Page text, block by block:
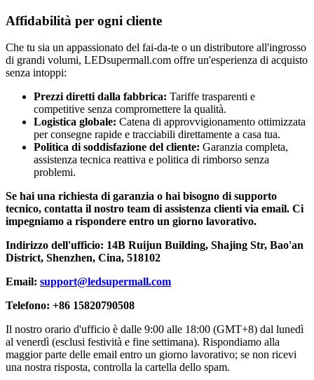
Affidabilità per ogni cliente
Che tu sia un appassionato del fai-da-te o un distributore all'ingrosso
di grandi volumi, LEDsupermall.com offre un'esperienza di acquisto
senza intoppi:
Prezzi diretti dalla fabbrica: Tariffe trasparenti e
competitive senza compromettere la qualità.
Logistica globale: Catena di approvvigionamento ottimizzata
per consegne rapide e tracciabili direttamente a casa tua.
Politica di soddisfazione del cliente: Garanzia completa,
assistenza tecnica reattiva e politica di rimborso senza
problemi.
Se hai una richiesta di garanzia o hai bisogno di supporto
tecnico, contatta il nostro team di assistenza clienti via email. Ci
impegniamo a rispondere entro un giorno lavorativo.
Indirizzo dell'ufficio: 14B Ruijun Building, Shajing Str, Bao'an
District, Shenzhen, Cina, 518102
Email: support@ledsupermall.com
Telefono: +86 15820790508
Il nostro orario d'ufficio è dalle 9:00 alle 18:00 (GMT+8) dal lunedì
al venerdì (esclusi festività e fine settimana). Rispondiamo alla
maggior parte delle email entro un giorno lavorativo; se non ricevi
una nostra risposta, controlla la cartella dello spam.